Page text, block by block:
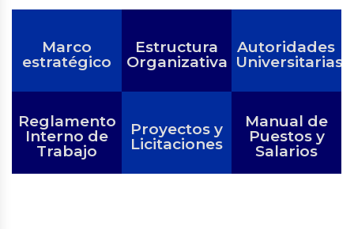
Marco
estratégico
Estructura
Organizativa
Autoridades
Universitarias
Reglamento
Interno de
Trabajo
Proyectos y
Licitaciones
Manual de
Puestos y
Salarios